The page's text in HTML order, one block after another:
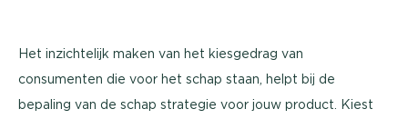
Het inzichtelijk maken van het kiesgedrag van
consumenten die voor het schap staan, helpt bij de
bepaling van de schap strategie voor jouw product. Kiest